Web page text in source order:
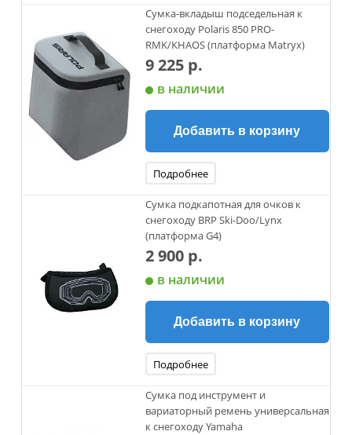
Сумка-вкладыш подседельная к
снегоходу Polaris 850 PRO-
RMK/KHAOS (платформа Matryx)
9 225 р.
в наличии
Добавить в корзину
Подробнее
Сумка подкапотная для очков к
снегоходу BRP Ski-Doo/Lynx
(платформа G4)
2 900 р.
в наличии
Добавить в корзину
Подробнее
Сумка под инструмент и
вариаторный ремень универсальная
к снегоходу Yamaha